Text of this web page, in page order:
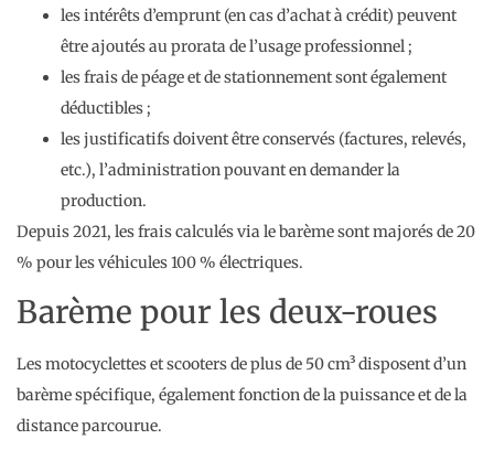
les intérêts d’emprunt (en cas d’achat à crédit) peuvent
être ajoutés au prorata de l’usage professionnel ;
les frais de péage et de stationnement sont également
déductibles ;
les justificatifs doivent être conservés (factures, relevés,
etc.), l’administration pouvant en demander la
production.
Depuis 2021, les frais calculés via le barème sont majorés de 20
% pour les véhicules 100 % électriques.
Barème pour les deux-roues
Les motocyclettes et scooters de plus de 50 cm³ disposent d’un
barème spécifique, également fonction de la puissance et de la
distance parcourue.